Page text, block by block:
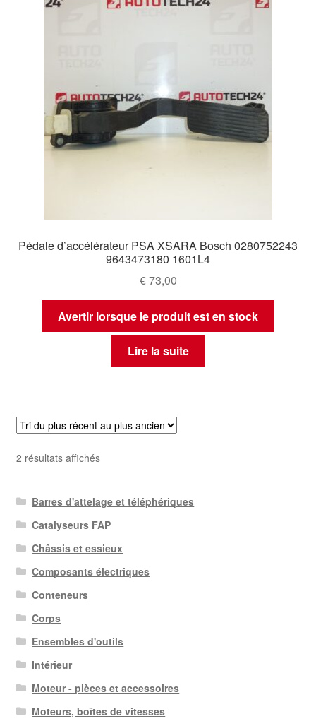
Pédale d’accélérateur PSA XSARA Bosch 0280752243
9643473180 1601L4
€73,00
Avertir lorsque le produit est en stock
Lire la suite
2 résultats affichésTrié
récent
au
plus
ancien
Barres d'attelage et téléphériques
Catalyseurs FAP
Châssis et essieux
Composants électriques
Conteneurs
Corps
Ensembles d'outils
Intérieur
Moteur - pièces et accessoires
Moteurs, boîtes de vitesses